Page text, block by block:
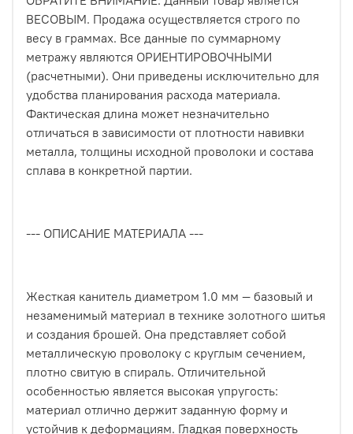
ВЕСОВЫМ. Продажа осуществляется строго по
весу в граммах. Все данные по суммарному
метражу являются ОРИЕНТИРОВОЧНЫМИ
(расчетными). Они приведены исключительно для
удобства планирования расхода материала.
Фактическая длина может незначительно
отличаться в зависимости от плотности навивки
металла, толщины исходной проволоки и состава
сплава в конкретной партии.
--- ОПИСАНИЕ МАТЕРИАЛА ---
Жесткая канитель диаметром 1.0 мм — базовый и
незаменимый материал в технике золотного шитья
и создания брошей. Она представляет собой
металлическую проволоку с круглым сечением,
плотно свитую в спираль. Отличительной
особенностью является высокая упругость:
материал отлично держит заданную форму и
устойчив к деформациям. Гладкая поверхность